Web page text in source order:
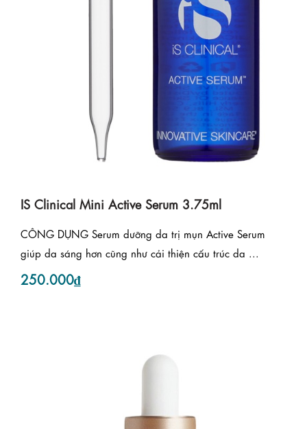
IS Clinical Mini Active Serum 3.75ml
CÔNG DỤNG Serum dưỡng da trị mụn Active Serum
giúp da sáng hơn cũng như cải thiện cấu trúc da ...
250.000₫